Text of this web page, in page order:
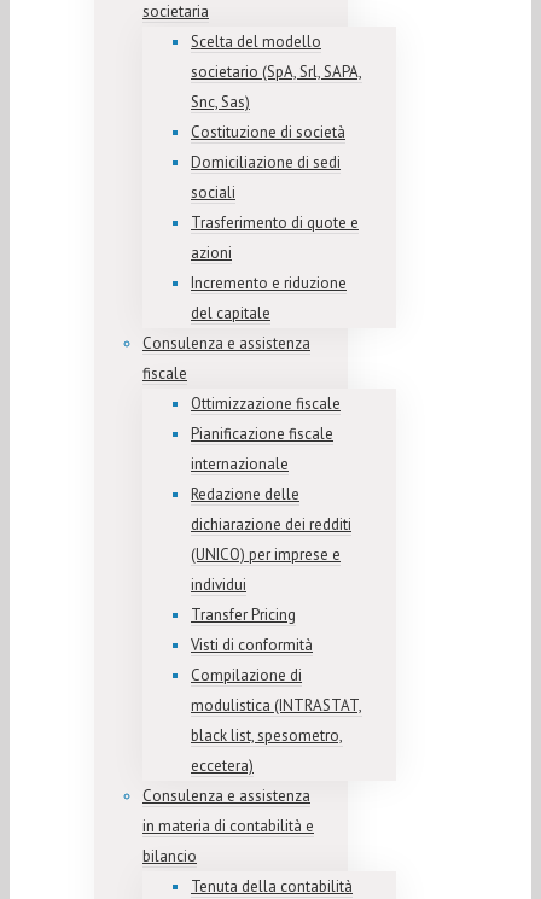
societaria
Scelta del modello
societario (SpA, Srl, SAPA,
Snc, Sas)
Costituzione di società
Domiciliazione di sedi
sociali
Trasferimento di quote e
azioni
Incremento e riduzione
del capitale
Consulenza e assistenza
fiscale
Ottimizzazione fiscale
Pianificazione fiscale
internazionale
Redazione delle
dichiarazione dei redditi
(UNICO) per imprese e
individui
Transfer Pricing
Visti di conformità
Compilazione di
modulistica (INTRASTAT,
black list, spesometro,
eccetera)
Consulenza e assistenza
in materia di contabilità e
bilancio
Tenuta della contabilità